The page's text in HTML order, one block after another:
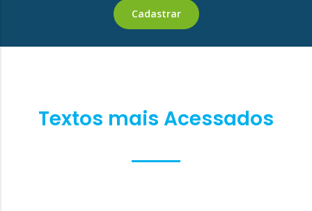
Textos mais Acessados